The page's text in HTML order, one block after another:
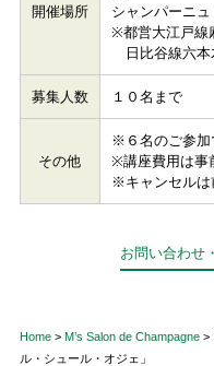
開催場所
シャンパーニ
※都営大江戸線
日比谷線六本
募集人数 １０名まで
その他
※６名のご参加
※講座費用は事
※キャンセルは
お問い合わせ
Home> M’s Salon de Champagne>
ル・シュール・オジェ」